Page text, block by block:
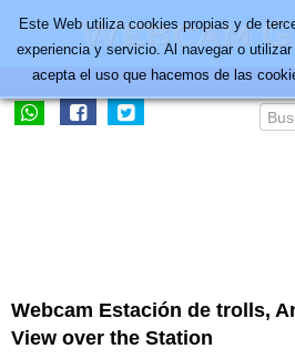
Webcam Estación de trolls,
View over the Station
Este Web utiliza cookies propias y de
experiencia y servicio. Al navegar o
acepta el uso que hacemos de las